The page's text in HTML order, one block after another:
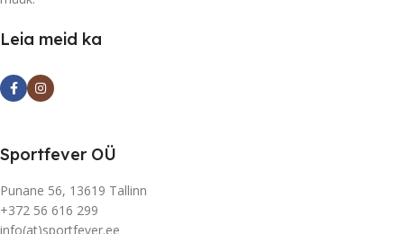
Leia meid ka
Sportfever OÜ
Punane 56, 13619 Tallinn
+372 56 616 299
info(at)sportfever.ee